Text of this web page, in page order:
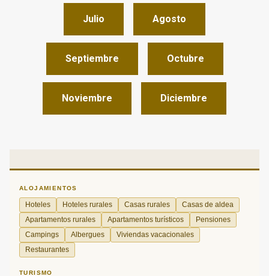
Julio Agosto
Septiembre Octubre
Noviembre Diciembre